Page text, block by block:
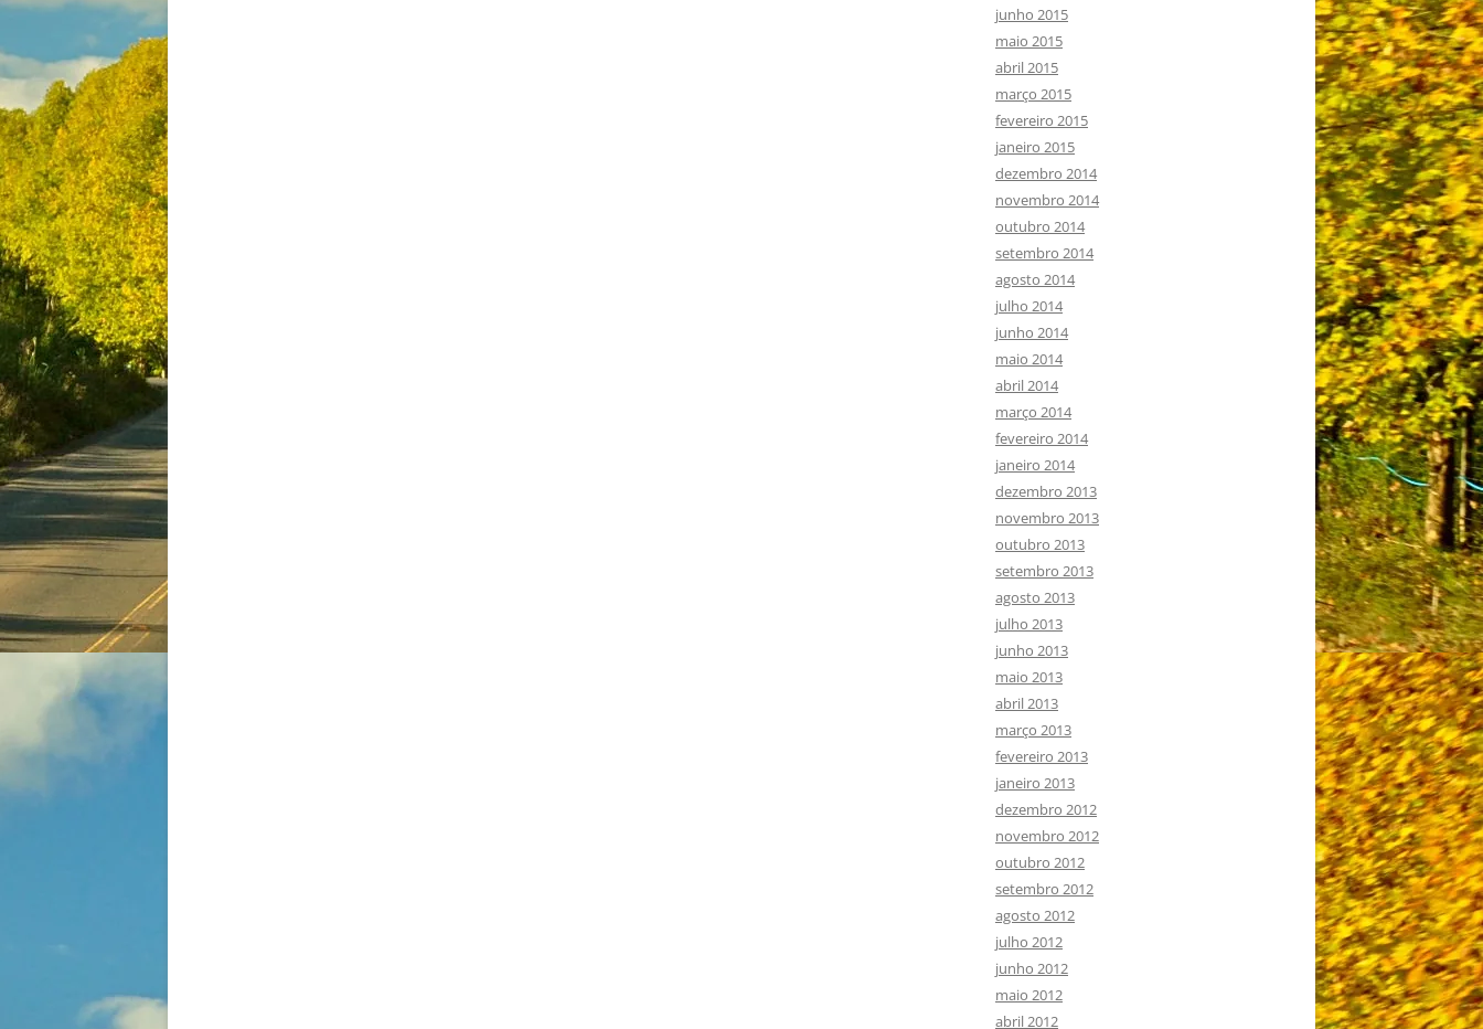
junho 2015
maio 2015
abril 2015
março 2015
fevereiro 2015
janeiro 2015
dezembro 2014
novembro 2014
outubro 2014
setembro 2014
agosto 2014
julho 2014
junho 2014
maio 2014
abril 2014
março 2014
fevereiro 2014
janeiro 2014
dezembro 2013
novembro 2013
outubro 2013
setembro 2013
agosto 2013
julho 2013
junho 2013
maio 2013
abril 2013
março 2013
fevereiro 2013
janeiro 2013
dezembro 2012
novembro 2012
outubro 2012
setembro 2012
agosto 2012
julho 2012
junho 2012
maio 2012
abril 2012